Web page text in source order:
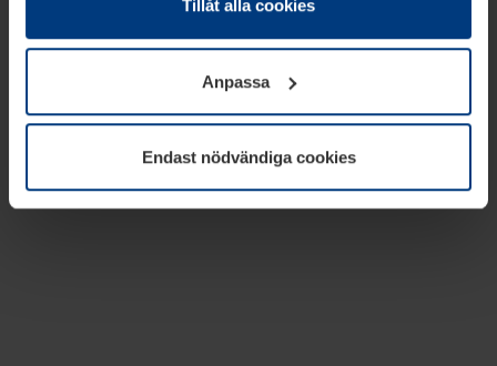
godkännande kan du när som helst ändra eller återkalla i
informationen om kakor underDataskyddsförklaring
vår webbplats.
Tillåt alla cookies
Anpassa
Endast nödvändiga cookies